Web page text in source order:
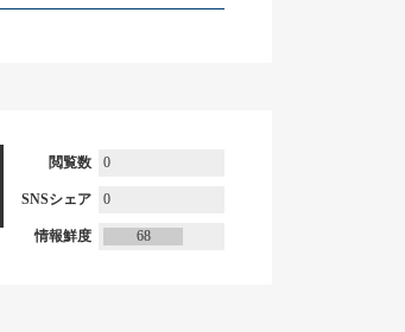
閲覧数 0
SNSシェア 0
情報鮮度 68